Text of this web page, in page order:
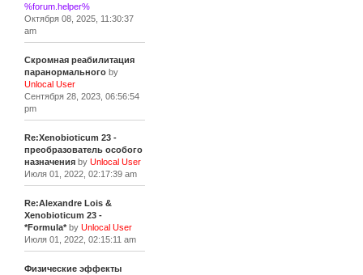
%forum.helper%
Октября 08, 2025, 11:30:37
am
Скромная реабилитация
паранормальногоby
Unlocal User
Сентября 28, 2023, 06:56:54
pm
Re:Xenobioticum 23 -
преобразователь особого
назначенияby Unlocal User
Июля 01, 2022, 02:17:39 am
Re:Alexandre Lois &
Xenobioticum 23 -
*Formula*by Unlocal User
Июля 01, 2022, 02:15:11 am
Физические эффекты